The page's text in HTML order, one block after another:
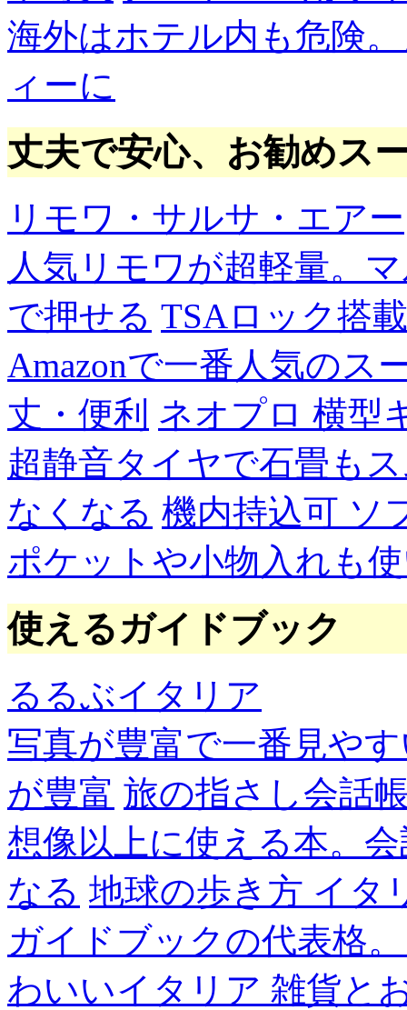
海外はホテル内も危険
ィーに
丈夫で安心、お勧めス
リモワ・サルサ・エアー
人気リモワが超軽量。
で押せる TSAロック搭
Amazonで一番人気のス
丈・便利 ネオプロ 横型
超静音タイヤで石畳も
なくなる 機内持込可 ソ
ポケットや小物入れも
使えるガイドブック
るるぶイタリア
写真が豊富で一番見や
が豊富 旅の指さし会話
想像以上に使える本。
なる 地球の歩き方 イタ
ガイドブックの代表格
わいいイタリア 雑貨と